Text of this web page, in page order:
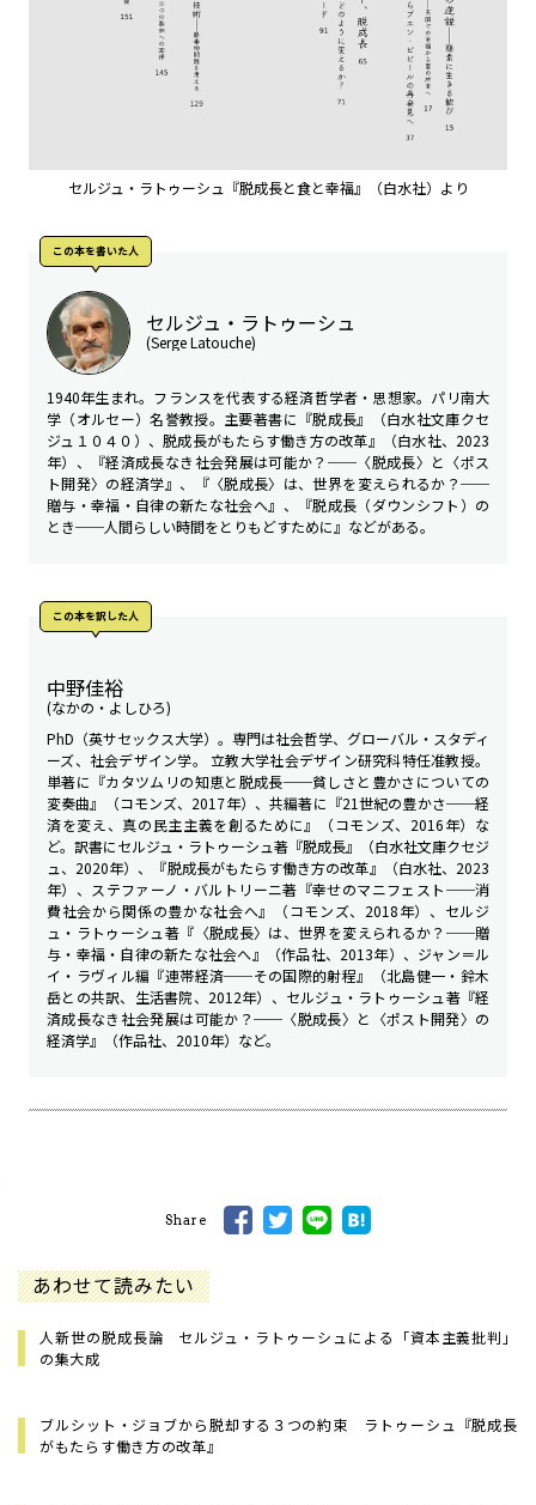
セルジュ・ラトゥーシュ『脱成長と食と幸福』（白水社）より
この本を書いた人
セルジュ・ラトゥーシュ
(Serge Latouche)
1940年生まれ。フランスを代表する経済哲学者・思想家。パリ南大
学（オルセー）名誉教授。主要著書に『脱成長』（白水社文庫クセ
ジュ１０４０）、脱成長がもたらす働き方の改革』（白水社、2023
年）、『経済成長なき社会発展は可能か？──〈脱成長〉と〈ポス
ト開発〉の経済学』、『〈脱成長〉は、世界を変えられるか？──
贈与・幸福・自律の新たな社会へ』、『脱成長（ダウンシフト）の
とき──人間らしい時間をとりもどすために』などがある。
この本を訳した人
中野佳裕
(なかの・よしひろ)
PhD（英サセックス大学）。専門は社会哲学、グローバル・スタディ
ーズ、社会デザイン学。 立教大学社会デザイン研究科特任准教授。
単著に『カタツムリの知恵と脱成長──貧しさと豊かさについての
変奏曲』（コモンズ、2017年）、共編著に『21世紀の豊かさ──経
済を変え、真の民主主義を創るために』（コモンズ、2016年）な
ど。訳書にセルジュ・ラトゥーシュ著『脱成長』（白水社文庫クセジ
ュ、2020年）、『脱成長がもたらす働き方の改革』（白水社、2023
年）、ステファーノ・バルトリーニ著『幸せのマニフェスト──消
費社会から関係の豊かな社会へ』（コモンズ、2018年）、セルジ
ュ・ラトゥーシュ著『〈脱成長〉は、世界を変えられるか？──贈
与・幸福・自律の新たな社会へ』（作品社、2013年）、ジャン＝ル
イ・ラヴィル編『連帯経済──その国際的射程』（北島健一・鈴木
岳との共訳、生活書院、2012年）、セルジュ・ラトゥーシュ著『経
済成長なき社会発展は可能か？──〈脱成長〉と〈ポスト開発〉の
経済学』（作品社、2010年）など。
Share
あわせて読みたい
人新世の脱成長論 セルジュ・ラトゥーシュによる「資本主義批判」
の集大成
ブルシット・ジョブから脱却する３つの約束 ラトゥーシュ『脱成長
がもたらす働き方の改革』